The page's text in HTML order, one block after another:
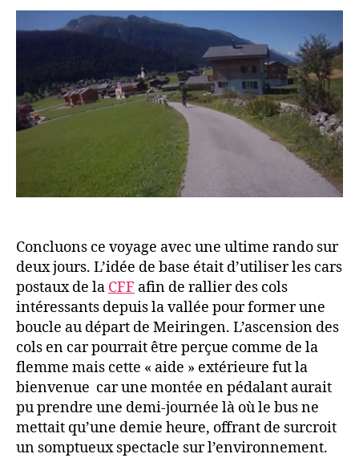
Concluons ce voyage avec une ultime rando sur
deux jours. L’idée de base était d’utiliser les cars
postaux de la CFF afin de rallier des cols
intéressants depuis la vallée pour former une
boucle au départ de Meiringen. L’ascension des
cols en car pourrait être perçue comme de la
flemme mais cette « aide » extérieure fut la
bienvenue car une montée en pédalant aurait
pu prendre une demi-journée là où le bus ne
mettait qu’une demie heure, offrant de surcroit
un somptueux spectacle sur l’environnement.